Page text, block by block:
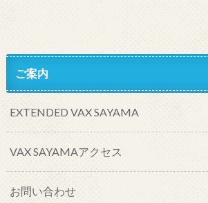
ご案内
EXTENDED VAX SAYAMA
VAX SAYAMAアクセス
お問い合わせ